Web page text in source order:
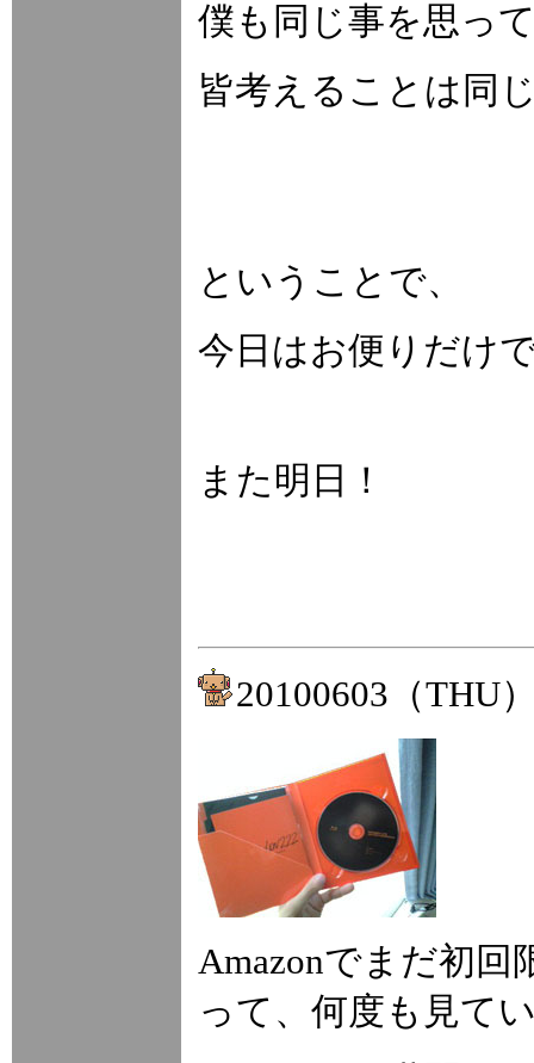
僕も同じ事を思っ
皆考えることは同
ということで、
今日はお便りだけ
また明日！
20100603（THU
Amazonでまだ初
って、何度も見て